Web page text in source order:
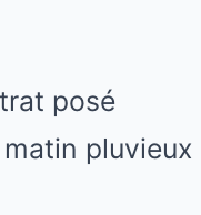
posé
pluvieux